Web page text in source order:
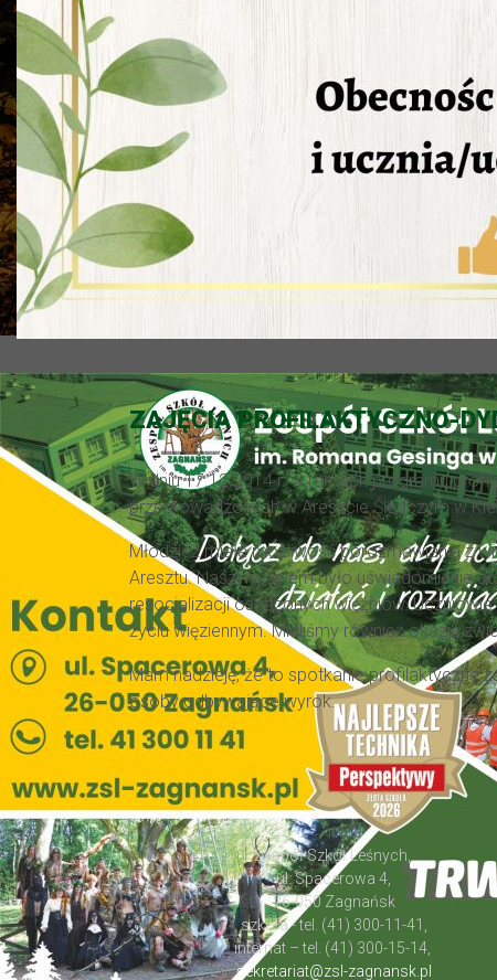
ZAJĘCIA PROFILAKTYCZNO-
W dniu 17.12.2014 r. w ramach programu
przeprowadzonych w Areszcie Śledczym w
Młodzież miała możliwość porozmawiania z
Aresztu. Naszym celem było uświadomienie
resocjalizacji osadzonych więźniów.
życiu więziennym. Mieliśmy również okazję
Mam nadzieję, że to spotkanie profilaktyczne
osoby odbywające wyrok.
Zespół Szkół Leśnych,
ul. Spacerowa 4,
26-050 Zagnańsk
szkoła - tel. (41) 300-11-41,
internat – tel. (41) 300-15-14,
sekretariat@zsl-zagnansk.pl